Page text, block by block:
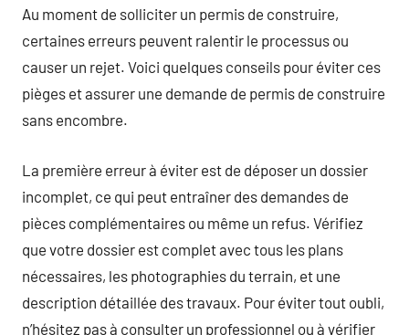
Au moment de solliciter un permis de construire,
certaines erreurs peuvent ralentir le processus ou
causer un rejet. Voici quelques conseils pour éviter ces
pièges et assurer une demande de permis de construire
sans encombre.
La première erreur à éviter est de déposer un dossier
incomplet, ce qui peut entraîner des demandes de
pièces complémentaires ou même un refus. Vérifiez
que votre dossier est complet avec tous les plans
nécessaires, les photographies du terrain, et une
description détaillée des travaux. Pour éviter tout oubli,
n’hésitez pas à consulter un professionnel ou à vérifier